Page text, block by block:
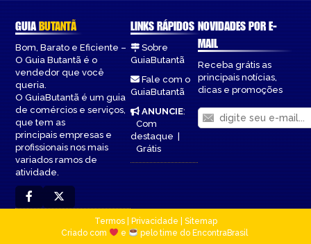
GUIABUTANTÃ
Bom, Barato e Eficiente –
O Guia Butantã é o
vendedor que você
queria.
O GuiaButantã é um guia
de comércios e serviços,
que tem as
principais empresas e
profissionais nos mais
variados ramos de
atividade.
LINKS RÁPIDOS
Sobre
GuiaButantã
Fale com o
GuiaButantã
ANUNCIE:
Com
destaque|
Grátis
NOVIDADES POR E-
MAIL
Receba grátis as
principais notícias,
dicas e promoções
Termos| Privacidade
Sitemap
Criado com
e pelo time do EncontraBrasil